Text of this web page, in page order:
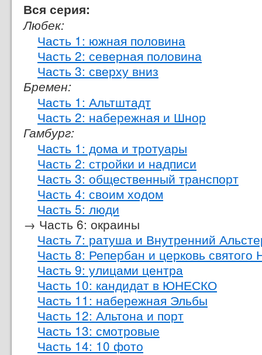
Вся серия:
Любек:
Часть 1: южная половина
Часть 2: северная половина
Часть 3: сверху вниз
Бремен:
Часть 1: Альтштадт
Часть 2: набережная и Шнор
Гамбург:
Часть 1: дома и тротуары
Часть 2: стройки и надписи
Часть 3: общественный транспорт
Часть 4: своим ходом
Часть 5: люди
→ Часть 6: окраины
Часть 7: ратуша и Внутренний
Часть 8: Репербан и церковь святого
Часть 9: улицами центра
Часть 10: кандидат в ЮНЕСКО
Часть 11: набережная Эльбы
Часть 12: Альтона и порт
Часть 13: смотровые
Часть 14: 10 фото